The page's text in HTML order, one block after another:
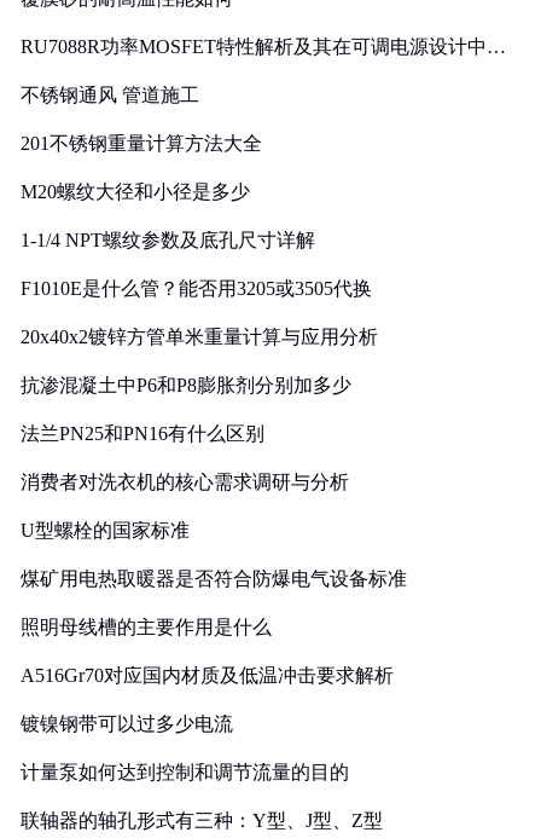
RU7088R功率MOSFET特性解析及其在可调电源设计中的
不锈钢通风 管道施工
201不锈钢重量计算方法大全
M20螺纹大径和小径是多少
1-1/4 NPT螺纹参数及底孔尺寸详解
F1010E是什么管？能否用3205或3505代换
20x40x2镀锌方管单米重量计算与应用分析
抗渗混凝土中P6和P8膨胀剂分别加多少
法兰PN25和PN16有什么区别
消费者对洗衣机的核心需求调研与分析
U型螺栓的国家标准
煤矿用电热取暖器是否符合防爆电气设备标准
照明母线槽的主要作用是什么
A516Gr70对应国内材质及低温冲击要求解析
镀镍钢带可以过多少电流
计量泵如何达到控制和调节流量的目的
联轴器的轴孔形式有三种：Y型、J型、Z型